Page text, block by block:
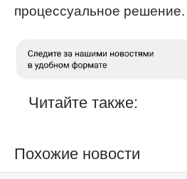
процессуальное решение.
Читайте также:
Похожие новости